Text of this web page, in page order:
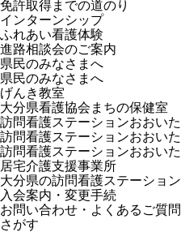
免許取得までの道のり
インターンシップ
ふれあい看護体験
進路相談会のご案内
県民のみなさまへ
県民のみなさまへ
げんき教室
大分県看護協会まちの保健室
訪問看護ステーションおおいた
訪問看護ステーションおおいた
訪問看護ステーションおおいた
居宅介護支援事業所
大分県の訪問看護ステーション
入会案内・変更手続
お問い合わせ・よくあるご質問
さがす